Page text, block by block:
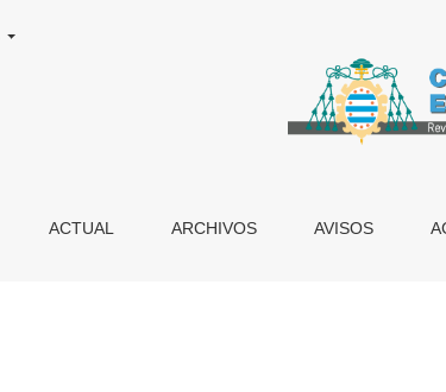
y el espectáculo: la primera parte de «La más
ACTUAL ARCHIVOS AVISOS
actual es: